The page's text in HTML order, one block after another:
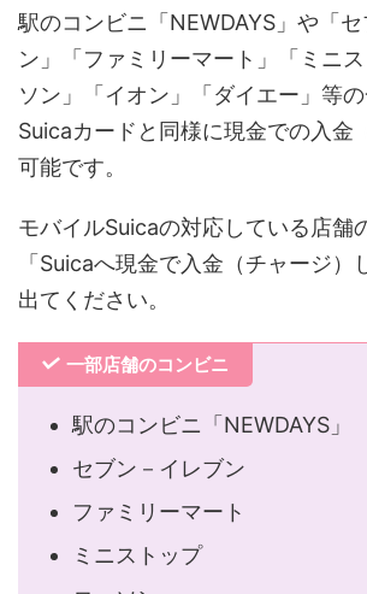
駅のコンビニ「NEWDAYS」や「
ン」「ファミリーマート」「ミニ
ソン」「イオン」「ダイエー」等の
Suicaカードと同様に現金での入金
可能です。
モバイルSuicaの対応している店舗
「Suicaへ現金で入金（チャージ）
出てください。
一部店舗のコンビニ
駅のコンビニ「NEWDAYS」
セブン－イレブン
ファミリーマート
ミニストップ